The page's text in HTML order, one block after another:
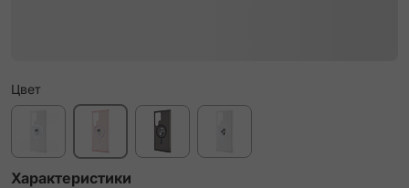
Цвет
Характеристики